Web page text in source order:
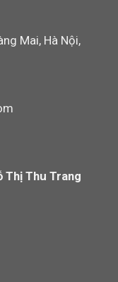
Mai, Hà Nội,
Thị Thu Trang